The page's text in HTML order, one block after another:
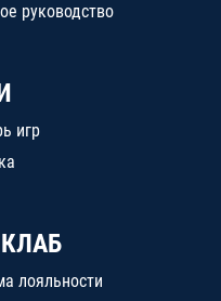
руководство
игр
лояльности